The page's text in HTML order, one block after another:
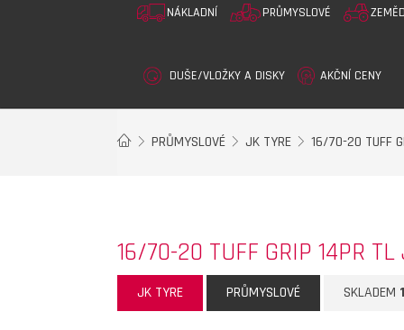
NÁKLADNÍ PRŮMYSLOVÉ
DUŠE/VLOŽKY A DISKY AKČNÍ CENY
PRŮMYSLOVÉ JK TYRE 16/70-20 TUFF
16/70-20 TUFF GRIP 14PR
JK TYRE PRŮMYSLOVÉ SKLADEM